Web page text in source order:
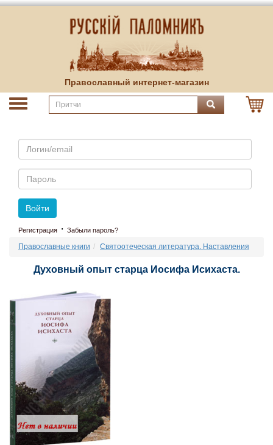
Православный интернет-магазин
Email
Пароль
Войти
Регистрация · Забыли пароль?
Православные книги Святоотеческая литература. Наставления
Духовный опыт старца Иосифа Исихаста.